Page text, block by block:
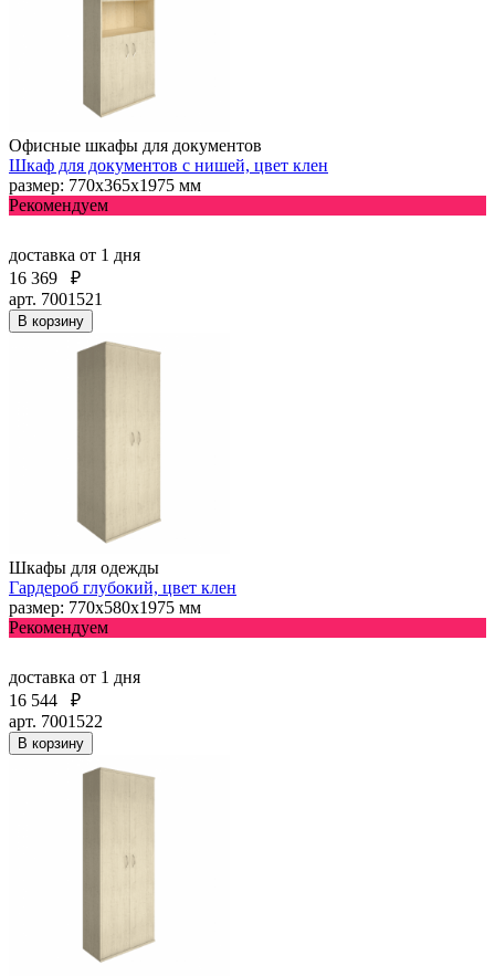
Офисные шкафы для документов
Шкаф для документов с нишей, цвет клен
размер: 770х365х1975 мм
Рекомендуем
доставка от 1 дня
16 369
₽
арт. 7001521
В корзину
Шкафы для одежды
Гардероб глубокий, цвет клен
размер: 770х580х1975 мм
Рекомендуем
доставка от 1 дня
16 544
₽
арт. 7001522
В корзину